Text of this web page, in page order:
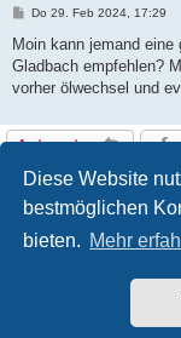
Diese Website
bestmöglichen
bieten. Mehr
B
i
r
a
Do 29. Feb 2024, 17:29
Moin kann jemand
Gladbach empfehlen?
vorher ölwechsel und
Antworten
Powered